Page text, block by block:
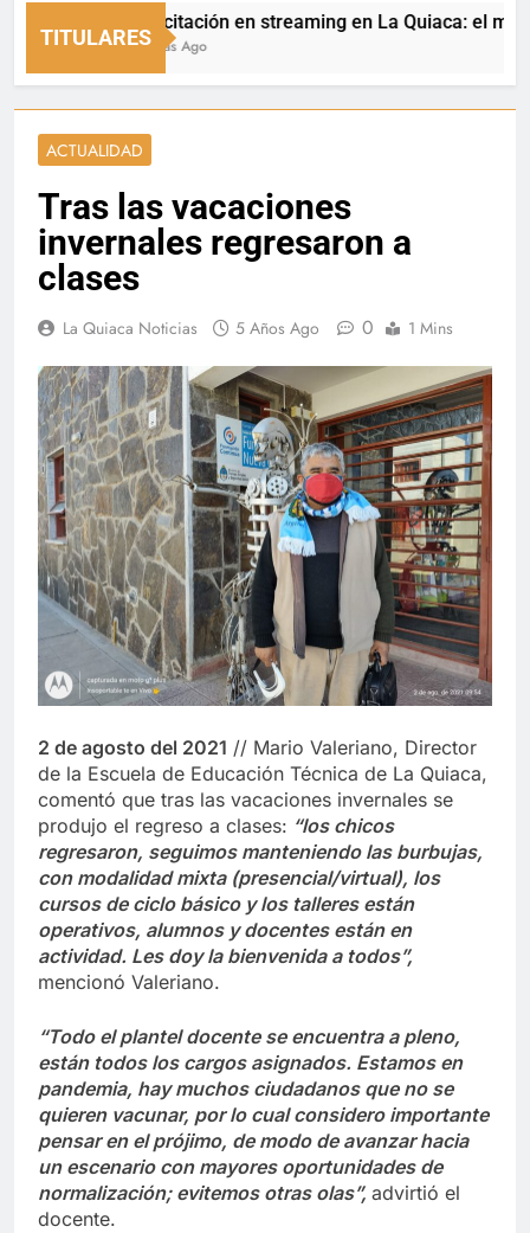
TITULARES
Capacitación en streaming en La Quiaca: el
18 Horas Ago
ACTUALIDAD
Tras las vacaciones
invernales regresaron a
clases
La Quiaca Noticias 5 Años Ago 0 1 Mins
2 de agosto del 2021 // Mario Valeriano, Director
de la Escuela de Educación Técnica de La Quiaca,
comentó que tras las vacaciones invernales se
produjo el regreso a clases: “los chicos
regresaron, seguimos manteniendo las burbujas,
con modalidad mixta (presencial/virtual), los
cursos de ciclo básico y los talleres están
operativos, alumnos y docentes están en
actividad. Les doy la bienvenida a todos”,
mencionó Valeriano.
“Todo el plantel docente se encuentra a pleno,
están todos los cargos asignados. Estamos en
pandemia, hay muchos ciudadanos que no se
quieren vacunar, por lo cual considero importante
pensar en el prójimo, de modo de avanzar hacia
un escenario con mayores oportunidades de
normalización; evitemos otras olas”, advirtió el
docente.